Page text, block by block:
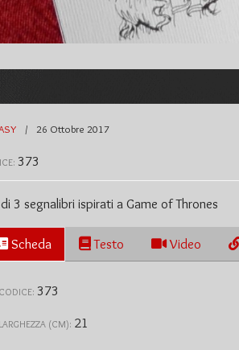
26 Ottobre 2017
373
3 segnalibri ispirati a Game of Thrones
Scheda Testo Video
CODICE: 373
LARGHEZZA (CM): 21